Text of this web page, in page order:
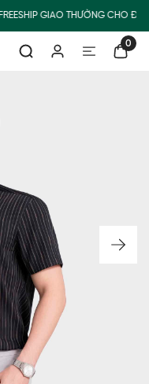
FREESHIP GIAO THƯỜNG CHO
0